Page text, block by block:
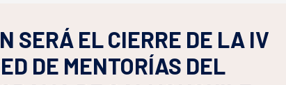
SERÁ EL CIERRE DE LA IV
DE MENTORÍAS DEL